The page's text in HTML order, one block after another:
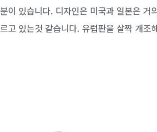
분이 있습니다. 디자인은 미국과 일본은
르고 있는것 같습니다. 유럽판을 살짝 개조